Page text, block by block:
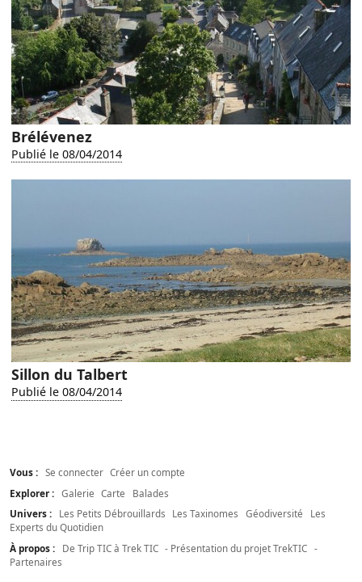
Brélévenez
Publié le 08/04/2014
Sillon du Talbert
Publié le 08/04/2014
Vous : Se connecter Créer un compte
Explorer : Galerie Carte
Balades
Univers :
Les Petits Débrouillards Les Taxinomes Géodiversité
Les
Experts du Quotidien
À propos :
De Trip TIC à Trek TIC - Présentation du projet TrekTIC -
Partenaires